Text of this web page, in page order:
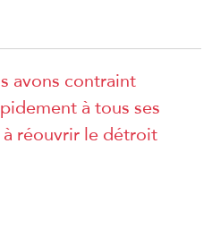
avons contraint
à tous ses
réouvrir le détroit